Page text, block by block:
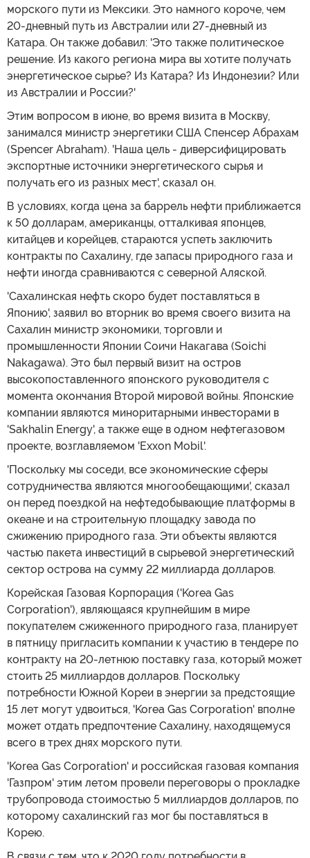
морского пути из Мексики. Это намного короче, чем
20-дневный путь из Австралии или 27-дневный из
Катара. Он также добавил: 'Это также политическое
решение. Из какого региона мира вы хотите получать
энергетическое сырье? Из Катара? Из Индонезии? Или
из Австралии и России?'
Этим вопросом в июне, во время визита в Москву,
занимался министр энергетики США Спенсер Абрахам
(Spencer Abraham). 'Наша цель - диверсифицировать
экспортные источники энергетического сырья и
получать его из разных мест', сказал он.
В условиях, когда цена за баррель нефти приближается
к 50 долларам, американцы, отталкивая японцев,
китайцев и корейцев, стараются успеть заключить
контракты по Сахалину, где запасы природного газа и
нефти иногда сравниваются с северной Аляской.
'Сахалинская нефть скоро будет поставляться в
Японию', заявил во вторник во время своего визита на
Сахалин министр экономики, торговли и
промышленности Японии Соичи Накагава (Soichi
Nakagawa). Это был первый визит на остров
высокопоставленного японского руководителя с
момента окончания Второй мировой войны. Японские
компании являются миноритарными инвесторами в
'Sakhalin Energy', а также еще в одном нефтегазовом
проекте, возглавляемом 'Exxon Mobil'.
'Поскольку мы соседи, все экономические сферы
сотрудничества являются многообещающими', сказал
он перед поездкой на нефтедобывающие платформы в
океане и на строительную площадку завода по
сжижению природного газа. Эти объекты являются
частью пакета инвестиций в сырьевой энергетический
сектор острова на сумму 22 миллиарда долларов.
Корейская Газовая Корпорация ('Korea Gas
Corporation'), являющаяся крупнейшим в мире
покупателем сжиженного природного газа, планирует
в пятницу пригласить компании к участию в тендере по
контракту на 20-летнюю поставку газа, который может
стоить 25 миллиардов долларов. Поскольку
потребности Южной Кореи в энергии за предстоящие
15 лет могут удвоиться, 'Korea Gas Corporation' вполне
может отдать предпочтение Сахалину, находящемуся
всего в трех днях морского пути.
'Korea Gas Corporation' и российская газовая компания
'Газпром' этим летом провели переговоры о прокладке
трубопровода стоимостью 5 миллиардов долларов, по
которому сахалинский газ мог бы поставляться в
Корею.